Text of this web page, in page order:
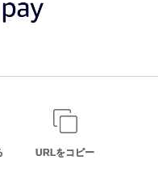
URLをコピー